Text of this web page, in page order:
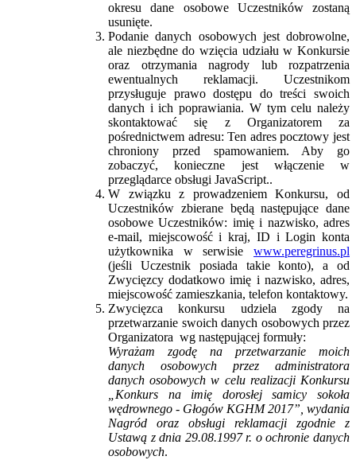
okresu dane osobowe Uczestników zostaną
usunięte.
Podanie danych osobowych jest dobrowolne,
ale niezbędne do wzięcia udziału w Konkursie
oraz otrzymania nagrody lub rozpatrzenia
ewentualnych reklamacji. Uczestnikom
przysługuje prawo dostępu do treści swoich
danych i ich poprawiania. W tym celu należy
skontaktować się z Organizatorem za
pośrednictwem adresu:Ten adres pocztowy jest
chroniony przed spamowaniem. Aby go
zobaczyć, konieczne jest włączenie w
przeglądarce obsługi JavaScript..
W związku z prowadzeniem Konkursu, od
Uczestników zbierane będą następujące dane
osobowe Uczestników: imię i nazwisko, adres
e-mail, miejscowość i kraj, ID i Login konta
użytkownika w serwisie www.peregrinus.pl
(jeśli Uczestnik posiada takie konto), a od
Zwycięzcy dodatkowo imię i nazwisko, adres,
miejscowość zamieszkania, telefon kontaktowy.
Zwycięzca konkursu udziela zgody na
przetwarzanie swoich danych osobowych przez
Organizatora wg następującej formuły:
Wyrażam zgodę na przetwarzanie moich
danych osobowych przez administratora
danych osobowych w celu realizacji Konkursu
„Konkurs na imię dorosłej samicy sokoła
wędrownego - Głogów KGHM 2017”, wydania
Nagród oraz obsługi reklamacji zgodnie z
Ustawą z dnia 29.08.1997 r. o ochronie danych
osobowych.